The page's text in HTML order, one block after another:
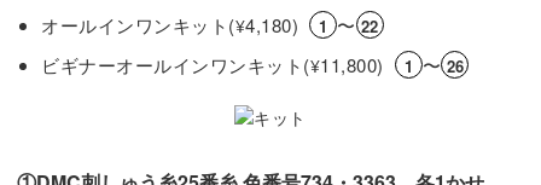
オールインワンキット(¥4,180) 1 〜 22
ビギナーオールインワンキット(¥11,800) 1 〜 26